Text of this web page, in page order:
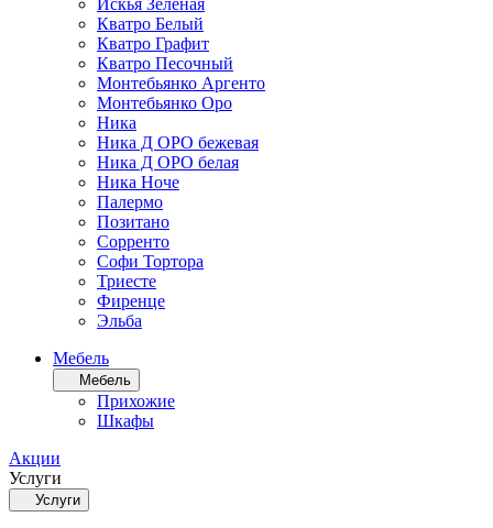
Искья Зеленая
Кватро Белый
Кватро Графит
Кватро Песочный
Монтебьянко Аргенто
Монтебьянко Оро
Ника
Ника Д ОРО бежевая
Ника Д ОРО белая
Ника Ноче
Палермо
Позитано
Сорренто
Софи Тортора
Триесте
Фиренце
Эльба
Мебель
Мебель
Прихожие
Шкафы
Акции
Услуги
Услуги